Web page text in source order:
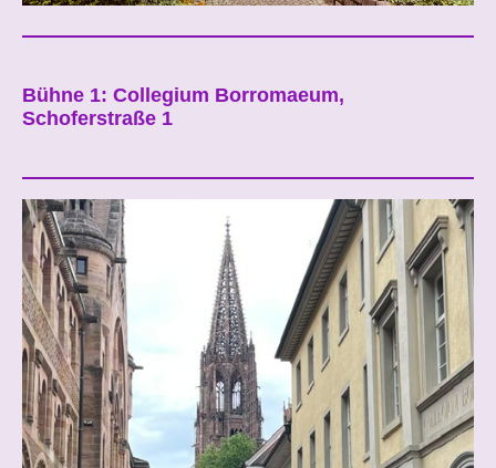
Bühne 1: Collegium Borromaeum,
Schoferstraße 1